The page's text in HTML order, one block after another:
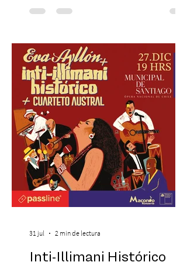
recreando algunos de los universos más
una nueva atracción a su oferta
gastronómica y turística con la apertura de
Cinema, un restaurante temático
inspirado en el concepto de un museo de
Hollywood, que promete transportar a sus
visitantes a distintos
Inti-Illimani Histórico
31 jul 2 min de lectura